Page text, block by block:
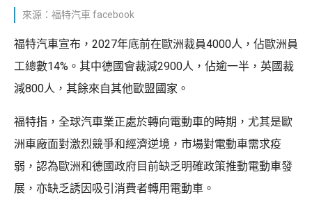
來源：福特汽車 facebook
福特汽車宣布，2027年底前在歐洲裁員4000人，佔歐洲員
工總數14%。其中德國會裁減2900人，佔逾一半，英國裁
減800人，其餘來自其他歐盟國家。
福特指，全球汽車業正處於轉向電動車的時期，尤其是歐
洲車廠面對激烈競爭和經濟逆境，市場對電動車需求疫
弱，認為歐洲和德國政府目前缺乏明確政策推動電動車發
展，亦缺乏誘因吸引消費者轉用電動車。